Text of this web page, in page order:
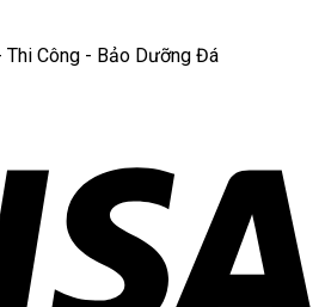
Thi Công - Bảo Dưỡng Đá